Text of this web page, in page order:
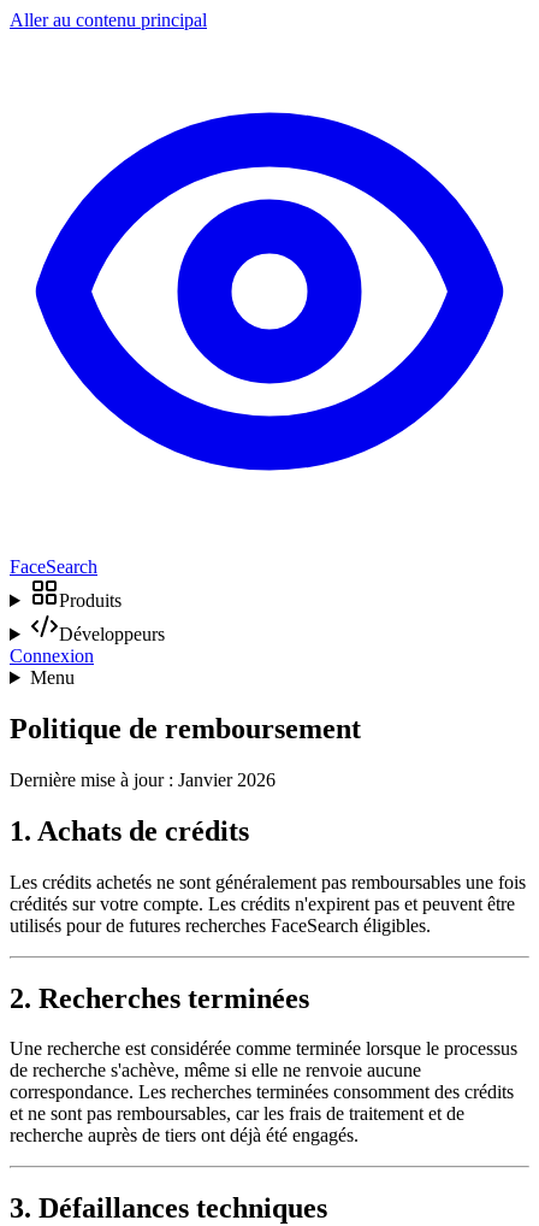
Aller au contenu principal
FaceSearch
Produits
Développeurs
Connexion
Menu
Politique de remboursement
Dernière mise à jour : Janvier 2026
1. Achats de crédits
Les crédits achetés ne sont généralement pas remboursables une fois
crédités sur votre compte. Les crédits n'expirent pas et peuvent être
utilisés pour de futures recherches FaceSearch éligibles.
2. Recherches terminées
Une recherche est considérée comme terminée lorsque le processus
de recherche s'achève, même si elle ne renvoie aucune
correspondance. Les recherches terminées consomment des crédits
et ne sont pas remboursables, car les frais de traitement et de
recherche auprès de tiers ont déjà été engagés.
3. Défaillances techniques